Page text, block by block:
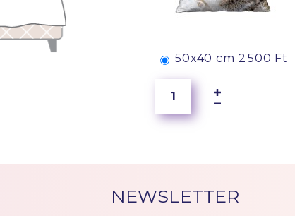
50x40 cm 2 500 Ft
NEWSLETTER